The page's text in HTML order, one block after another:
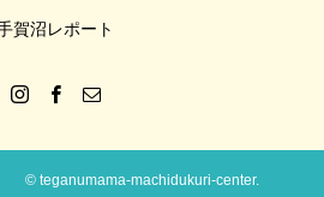
賀沼レポート
© teganumama-machidukuri-center.